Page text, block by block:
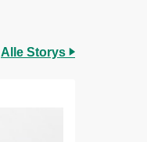
Alle Storys